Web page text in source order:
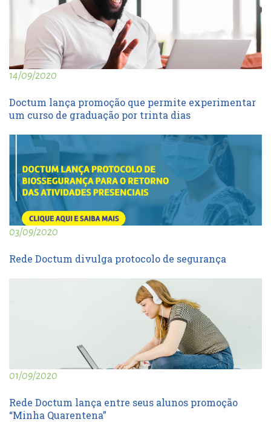
14/09/2020
Doctum lança promoção que permite experimentar
um curso de graduação por trinta dias
03/09/2020
Rede Doctum divulga protocolo de segurança
01/09/2020
Rede Doctum lança entre seus alunos promoção
“Minha Quarentena”